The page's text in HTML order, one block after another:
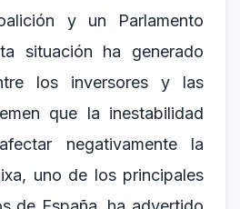
y un Parlamento
situación ha generado
los inversores y las
que la inestabilidad
negativamente la
uno de los principales